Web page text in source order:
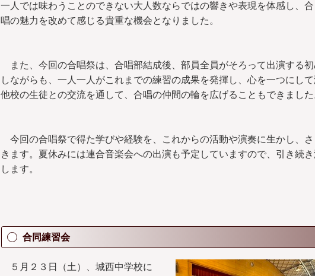
一人では味わうことのできない大人数ならではの響きや表現を体感し、合
唱の魅力を改めて感じる貴重な機会となりました。
また、今回の合唱祭は、合唱部結成後、部員全員がそろって出演する
しながらも、一人一人がこれまでの練習の成果を発揮し、心を一つにし
他校の生徒との交流を通して、合唱の仲間の輪を広げることもできました
今回の合唱祭で得た学びや経験を、これからの活動や演奏に生かし、
きます。夏休みには連合音楽会への出演も予定していますので、引き続
します。
合同練習会
５月２３日（土）、城西中学校に